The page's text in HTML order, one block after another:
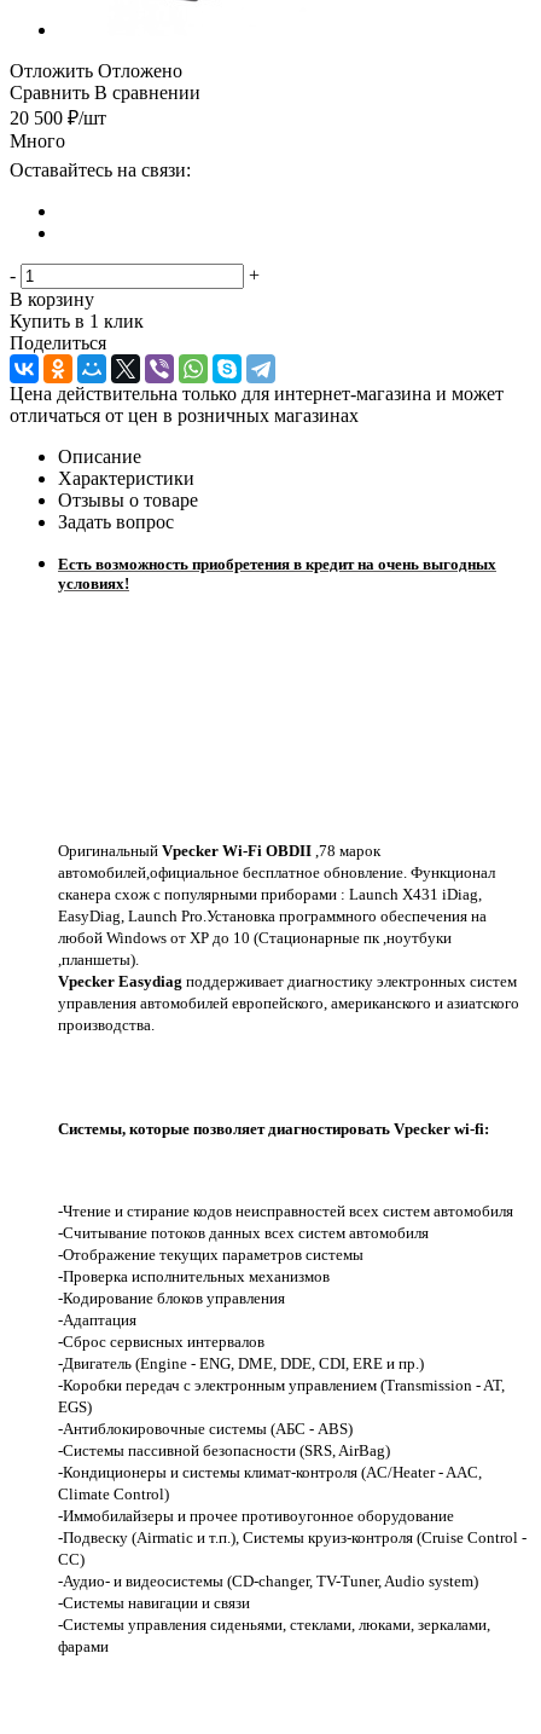
Отложить Отложено
Сравнить В сравнении
20 500 ₽/шт
Много
Оставайтесь на связи:
-
+
В корзину
Купить в 1 клик
Поделиться
Цена действительна только для интернет-магазина и может
отличаться от цен в розничных магазинах
Описание
Характеристики
Отзывы о товаре
Задать вопрос
Есть возможность приобретения в кредит на очень выгодных
условиях!
Оригинальный Vpecker Wi-Fi OBDII ,78 марок
автомобилей,официальное бесплатное обновление. Функционал
сканера схож с популярными приборами : Launch X431 iDiag,
EasyDiag, Launch Pro.Установка программного обеспечения на
любой Windows от XP до 10 (Стационарные пк ,ноутбуки
,планшеты).
Vpecker Easydiag поддерживает диагностику электронных систем
управления автомобилей европейского, американского и азиатского
производства.
Системы, которые позволяет диагностировать Vpecker wi-fi:
-Чтение и стирание кодов неисправностей всех систем автомобиля
-Считывание потоков данных всех систем автомобиля
-Отображение текущих параметров системы
-Проверка исполнительных механизмов
-Кодирование блоков управления
-Адаптация
-Сброс сервисных интервалов
-Двигатель (Engine - ENG, DME, DDE, CDI, ERE и пр.)
-Коробки передач с электронным управлением (Transmission - AT,
EGS)
-Антиблокировочные системы (АБС - ABS)
-Системы пассивной безопасности (SRS, AirBag)
-Кондиционеры и системы климат-контроля (AC/Heater - AAC,
Climate Control)
-Иммобилайзеры и прочее противоугонное оборудование
-Подвеску (Airmatic и т.п.), Системы круиз-контроля (Cruise Control -
CC)
-Аудио- и видеосистемы (CD-changer, TV-Tuner, Audio system)
-Системы навигации и связи
-Системы управления сиденьями, стеклами, люками, зеркалами,
фарами